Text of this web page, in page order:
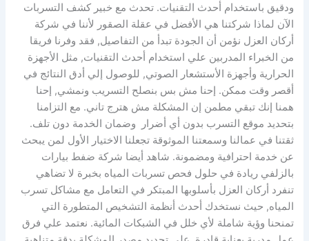
ودقيق باستخدام أحدث التقنيات. تحدث مع خبير كشف التسربات
الآن لماذا شركتنا هي الأفضل في عقلة الصقور لأننا في شركة
أركان العزل نؤمن أن الجودة تبدأ من التفاصيل, فقد وفرنا فريقا
من الخبراء المدربين علي استخدام أحدث التقنيات, مثل الأجهزة
الحرارية وأجهزة الأستشعار الصوتي, للوصول إلي أدق النتائج في
أقصر وقت ممكن. إحنا مش بس بنصلح التسريب ونمشي, إحنا
همنا إنك تبقي مطمن إن المشكلة مش هترج تاني. مع التزامنا
بتحديد موقع التسرب بدون أي أضرار وضمان الخدمة دون تلف.
ثقتنا في عمالنا وسمعتنا الموثوقة تجعلنا الاختيار الأول لمن يبحث
عن خدمة احترافية ومضمونة. شاهد أيضا شركة ضفط بيارات
بالزلفي ريادة في حلول فحص تسربات المياه بخبرة لا تضاهي
تنفرد أركان العزل بأسلوبها المبتكر في التعامل مع مشاكل تسرب
المياه, حيث نستخدك أحدث أنظمة التشخيص المتطورة التي
تمنحنا وؤية شاملة لأي خلل في الشبكات المائية. نعتمد علي فرق